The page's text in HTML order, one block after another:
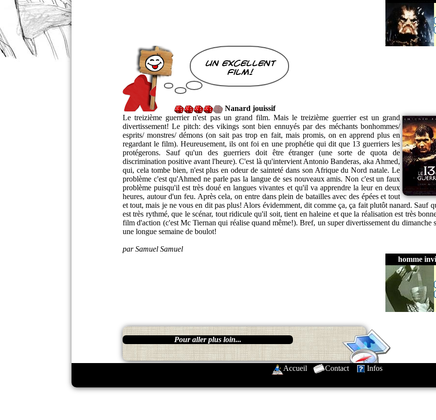
un excellent
film!
Nanard jouissif
Le treizième guerrier n'est pas un grand film. Mais le treizième guerrier est un grand
divertissement! Le pitch: des vikings sont bien ennuyés par des méchants bonhommes/
esprits/ monstres/ démons (on sait pas trop en fait, mais promis, on en apprend plus en
regardant le film). Heureusement, ils ont foi en une prophétie qui dit que 13 guerriers les
protégerons. Sauf qu'un des guerriers doit être étranger (une sorte de quota de
discrimination positive avant l'heure). C'est là qu'intervient Antonio Banderas, aka Ahmed,
qui, cela tombe bien, n'est plus en odeur de sainteté dans son Afrique du Nord natale. Le
problème c'est qu'Ahmed ne parle pas la langue de ses nouveaux amis. Non c'est un faux
problème puisqu'il est très doué en langues vivantes et qu'il va apprendre la leur en deux
heures, autour d'un feu. Après cela, on entre dans plein de batailles avec des épées et tout
et tout, mais je ne vous en dit pas plus! Alors évidemment, dit comme ça, ça fait plutôt nanard. Sauf
est très rythmé, que le scénar, tout ridicule qu'il soit, tient en haleine et que la réalisation est très
film d'action (c'est Mc Tiernan qui réalise quand même!). Bref, un super divertissement du dimanche
une longue semaine de boulot!
par Samuel Samuel
homme
Pour aller plus loin...
Accueil Contact Infos